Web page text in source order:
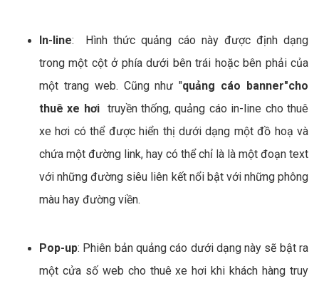
In-line: Hình thức quảng cáo này được định dạng
trong một cột ở phía dưới bên trái hoặc bên phải của
một trang web. Cũng như "quảng cáo banner"cho
thuê xe hơi truyền thống, quảng cáo in-line cho thuê
xe hơi có thể được hiển thị dưới dạng một đồ hoạ và
chứa một đường link, hay có thể chỉ là là một đoạn text
với những đường siêu liên kết nổi bật với những phông
màu hay đường viền.
Pop-up: Phiên bản quảng cáo dưới dạng này sẽ bật ra
một cửa số web cho thuê xe hơi khi khách hàng truy